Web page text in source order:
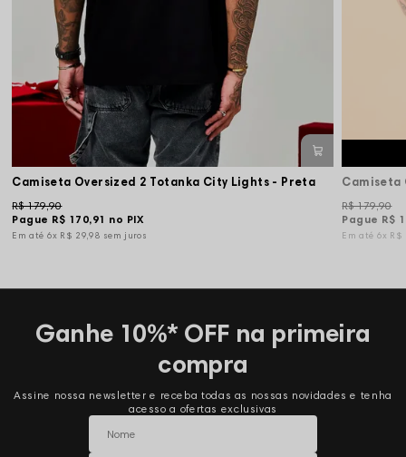
Camiseta Oversized 2 Totanka City Lights - Preta
Pague R$ 170,91 no PIX
R$ 179,90
6x R$ 29,98 sem juros
Camiseta
Pague R$
R$ 179,90
6x R$
Ganhe 10%* OFF na primeira
compra
Assine nossa newsletter e receba todas as nossas novidades e tenha
acesso a ofertas exclusivas